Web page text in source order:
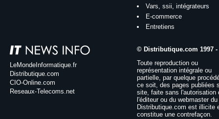
Vars, ssii, intégrateurs
E-commerce
Entretiens
LeMondeInformatique.fr
Distributique.com
CIO-Online.com
Reseaux-Telecoms.net
© Distributique.com 1997 -
Toute reproduction ou
représentation intégrale ou
partielle, par quelque
ce soit, des pages publiées
site, faite sans l'autorisation
l'éditeur ou du webmaster
Distributique.com est illicite
constitue une contrefaçon.